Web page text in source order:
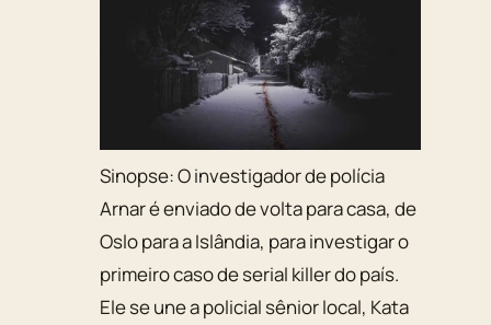
Sinopse:O investigador de polícia
Arnar é enviado de volta para casa, de
Oslo para a Islândia, para investigar o
primeiro caso de serial killer do país.
Ele se une a policial sênior local, Kata